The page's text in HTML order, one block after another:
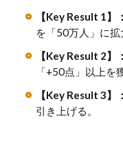
【Key Result 1】：
を「50万人」に拡
【Key Result 2】
「+50点」以上を
【Key Result 3】：
引き上げる。